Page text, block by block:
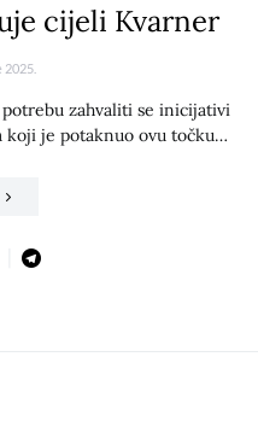
cijeli Kvarner
2025.
zahvaliti se inicijativi
koji je potaknuo ovu točku…